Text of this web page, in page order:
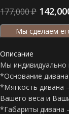
177,000₽
Мы сделаем
Описание
Мы индивидуально
*Основание
*Мягкость дивана
Вашего веса и
*Габариты дивана